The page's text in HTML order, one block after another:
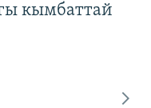
кымбаттай